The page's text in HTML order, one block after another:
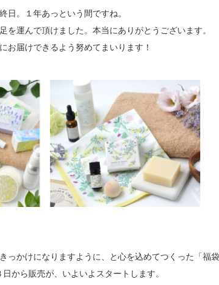
日。１年あっという間ですね。
を運んで頂けました。本当にありがとうございます。
お届けできるよう努めてまいります！
っかけになりますように、と心を込めてつくった「福
から販売が、いよいよスタートします。